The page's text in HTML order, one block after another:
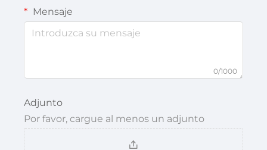
Mensaje
0/1000
Adjunto
Por favor, cargue al menos un adjunto